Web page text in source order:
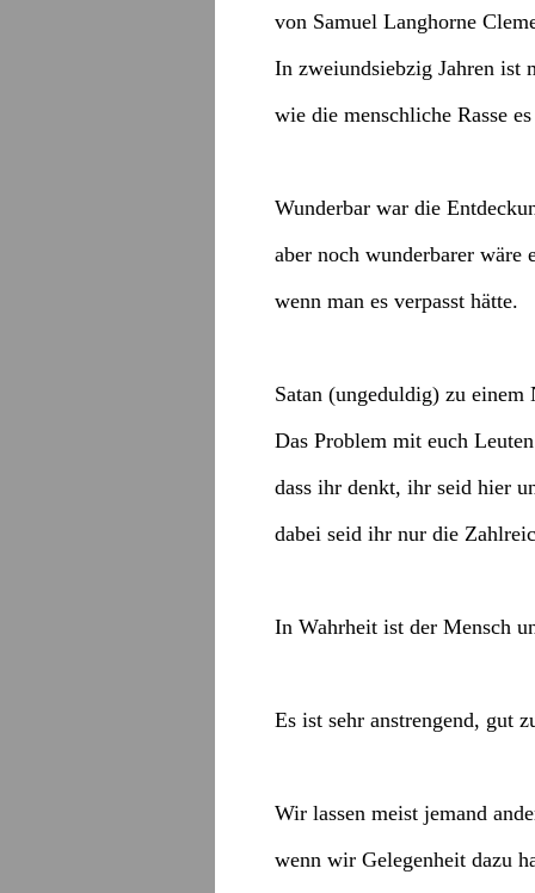
von Samuel Langhorne
In zweiundsiebzig Jahren ist
wie die menschliche Rasse
Wunderbar war die
aber noch wunderbarer wäre
wenn man es verpasst hätte.
Satan (ungeduldig) zu einem
Das Problem mit euch
dass ihr denkt, ihr seid hier
dabei seid ihr nur die
In Wahrheit ist der Mensch
Es ist sehr anstrengend, gut
Wir lassen meist jemand
wenn wir Gelegenheit dazu